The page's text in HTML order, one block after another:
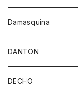
バンダナ
トレーナー
パーカー
Tシャツ
ワンピース
ブラウス
キャップ
Damasquina
ウォレット
カードケース
DANTON
アウター
DECHO